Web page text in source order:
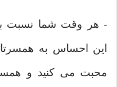
- هر وقت شما نسبت
این احساس به
محبت می کنید و